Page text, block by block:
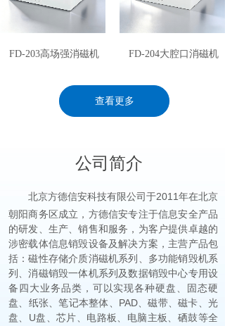
查看更多
FD-203高场强消磁机 FD-204大腔口消磁机
北京方德信安科技有限公司于2011年在北京
朝阳商务区成立，方德信安专注于信息安全产品
的研发、生产、销售和服务，为客户提供卓越的
涉密载体信息销毁设备及解决方案，主营产品包
括：磁性存储介质消磁机系列、多功能销毁机系
列、消磁销毁一体机系列及数据销毁中心专用设
备四大业务品类，可以实现各种硬盘、固态硬
盘、纸张、笔记本整体、PAD、磁带、磁卡、光
盘、U盘、芯片、电路板、电脑主板、硒鼓等全
公司简介